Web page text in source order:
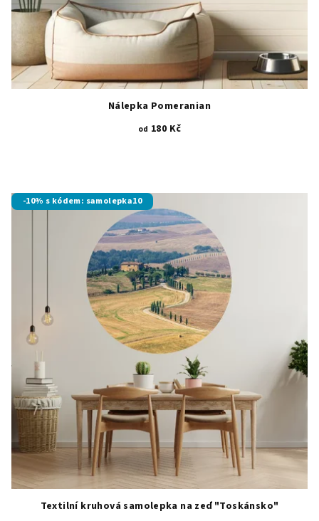
Nálepka Pomeranian
od 180 Kč
-10% s kódem: samolepka10
Textilní kruhová samolepka na zeď "Toskánsko"